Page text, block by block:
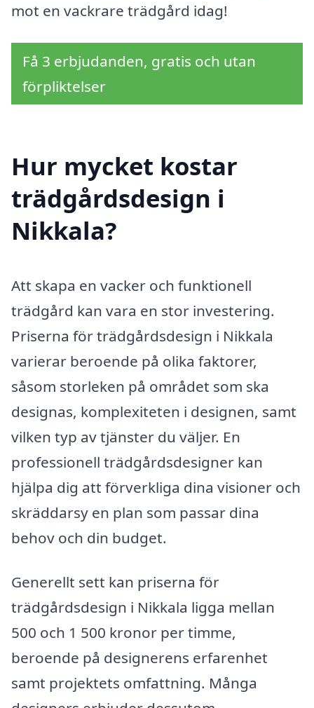
mot en vackrare trädgård idag!
Få 3 erbjudanden, gratis och utan
förpliktelser
Hur mycket kostar
trädgårdsdesign i
Nikkala?
Att skapa en vacker och funktionell
trädgård kan vara en stor investering.
Priserna för trädgårdsdesign i Nikkala
varierar beroende på olika faktorer,
såsom storleken på området som ska
designas, komplexiteten i designen, samt
vilken typ av tjänster du väljer. En
professionell trädgårdsdesigner kan
hjälpa dig att förverkliga dina visioner och
skräddarsy en plan som passar dina
behov och din budget.
Generellt sett kan priserna för
trädgårdsdesign i Nikkala ligga mellan
500 och 1 500 kronor per timme,
beroende på designerens erfarenhet
samt projektets omfattning. Många